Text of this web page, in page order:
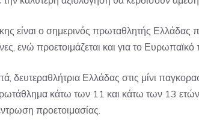
είναι ο σημερινός πρωταθλητής Ελλάδας
ενώ προετοιμάζεται και για το
δευτεραθλήτρια Ελλάδας στις μίνι
κάτω των 11 και κάτω των 13
προετοιμασίας.